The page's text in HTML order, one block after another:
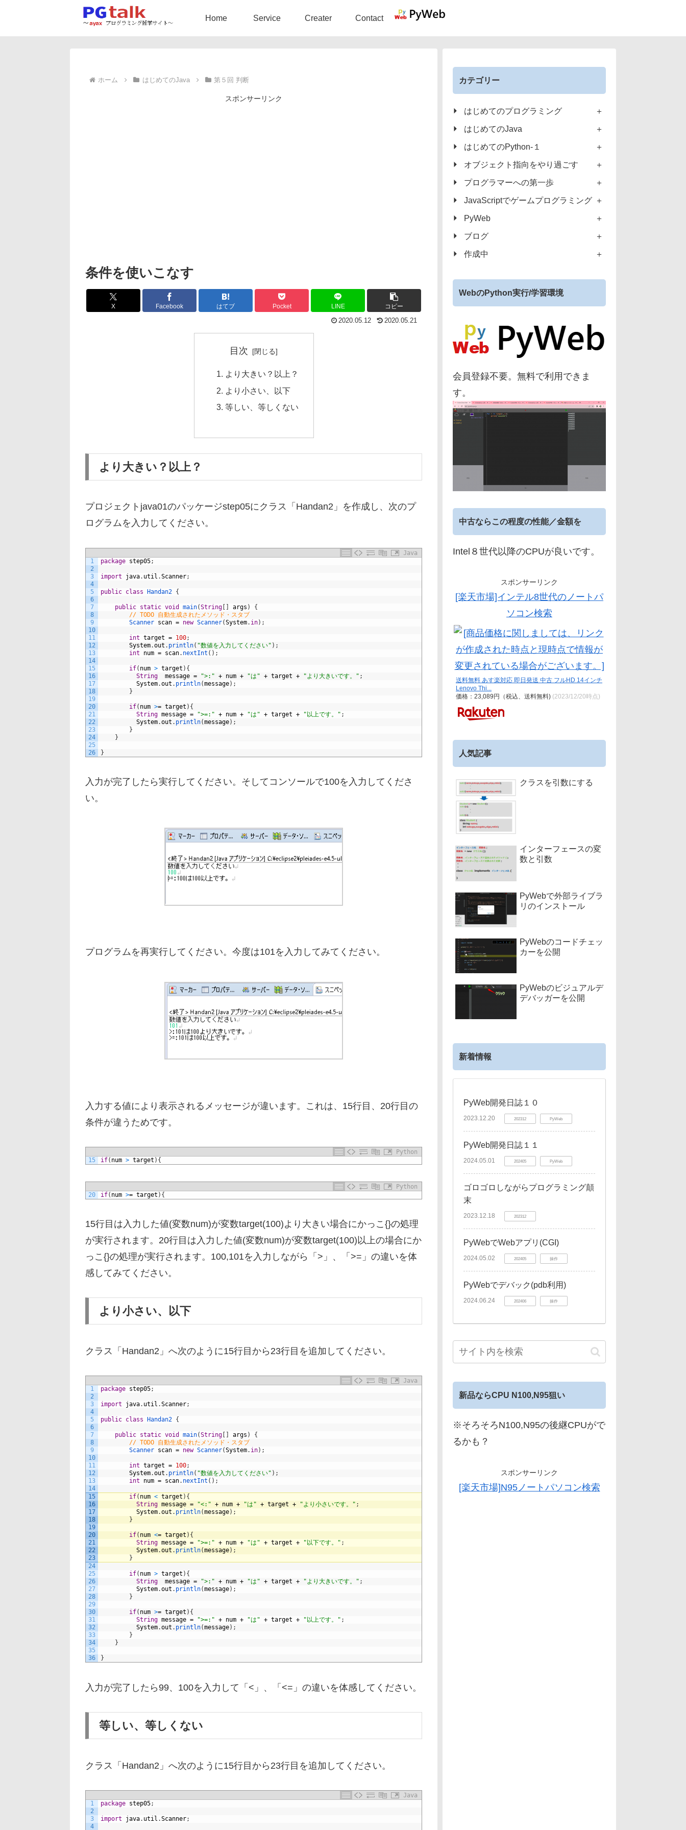
Home Service Creater Contact
ホーム はじめてのJava 第５回 判断
スポンサーリンク
条件を使いこなす
X Facebook はてブ Pocket LINE コピー
2020.05.12 2020.05.21
目次
より大きい？以上？
より小さい、以下
等しい、等しくない
より大きい？以上？
プロジェクトjava01のパッケージstep05にクラス「Handan2」を作成し、次のプ
ログラムを入力してください。
Java
1
2
3
4
5
6
7
8
9
10
11
12
13
14
15
16
17
18
19
20
21
22
23
24
25
26
package step05;
import java. util .Scanner;
public class Handan2 {
public static void main(String [ ] args )
{
// TODO 自動生成されたメソッド・スタブ
Scanner scan = new Scanner(System. in) ;
int target = 100;
System.out . println( "数値を入力してください" ) ;
int
num = scan. nextInt ( ) ;
if( num > target ) {
String
message = ">:" + num + "は" + target + "より大きいです。" ;
System.out . println(message) ;
}
if( num >= target ) {
String message = ">=:" + num + "は" + target + "以上です。" ;
System.out . println(message) ;
}
}
}
入力が完了したら実行してください。そしてコンソールで100を入力してくださ
い。
プログラムを再実行してください。今度は101を入力してみてください。
入力する値により表示されるメッセージが違います。これは、15行目、20行目の
条件が違うためです。
Python
15
if( num > target ) {
Python
20
if( num >= target ) {
15行目は入力した値(変数num)が変数target(100)より大きい場合にかっこ{}の処理
が実行されます。20行目は入力した値(変数num)が変数target(100)以上の場合にか
っこ{}の処理が実行されます。100,101を入力しながら「>」、「>=」の違いを体
感してみてください。
より小さい、以下
クラス「Handan2」へ次のように15行目から23行目を追加してください。
Java
1
2
3
4
5
6
7
8
9
10
11
12
13
14
15
16
17
18
19
20
21
22
23
24
25
26
27
28
29
30
31
32
33
34
35
36
package step05;
import java. util .Scanner;
public class Handan2 {
public static void main(String args )
{
// TODO 自動生成されたメソッド・スタブ
Scanner scan = new Scanner(System. in) ;
int target = 100;
System.out . println( "数値を入力してください" ) ;
int
num = scan. nextInt ( ) ;
if( num < target ) {
String message = "<:" + num + "は" + target + "より小さいです。" ;
System.out . println(message) ;
}
if( num <= target ) {
String message = ">=:" + num + "は" + target + "以下です。" ;
System.out . println(message) ;
}
if( num > target ) {
String
message = ">:" + num + "は" + target + "より大きいです。" ;
System.out . println(message) ;
}
if( num >= target ) {
String message = ">=:" + num + "は" + target + "以上です。" ;
System.out . println(message) ;
}
}
}
入力が完了したら99、100を入力して「<」、「<=」の違いを体感してください。
等しい、等しくない
クラス「Handan2」へ次のように15行目から23行目を追加してください。
Java
1
2
3
4
package step05;
import java. util .Scanner;
カテゴリー
はじめてのプログラミング
はじめてのJava
はじめてのPython-１
オブジェクト指向をやり過ごす
プログラマーへの第一歩
JavaScriptでゲームプログラミング
PyWeb
ブログ
作成中
WebのPython実行/学習環境
会員登録不要。無料で利用できま
す。
中古ならこの程度の性能／金額を
Intel８世代以降のCPUが良いです。
スポンサーリンク
[楽天市場]インテル8世代のノートパ
ソコン検索
送料無料 あす楽対応 即日発送 中古 フルHD 14インチ
Lenovo Thi...
価格：23,089円（税込、送料無料) (2023/12/20時点)
人気記事
クラスを引数にする
インターフェースの変
数と引数
PyWebで外部ライブラ
リのインストール
PyWebのコードチェッ
カーを公開
PyWebのビジュアルデ
デバッガーを公開
新着情報
PyWeb開発日誌１０
2023.12.20 202312 PyWeb
PyWeb開発日誌１１
2024.05.01 202405 PyWeb
ゴロゴロしながらプログラミング顛
末
2023.12.18 202312
PyWebでWebアプリ(CGI)
2024.05.02 202405 操作
PyWebでデバック(pdb利用)
2024.06.24 202406 操作
新品ならCPU N100,N95狙い
※そろそろN100,N95の後継CPUがで
るかも？
スポンサーリンク
[楽天市場]N95ノートパソコン検索